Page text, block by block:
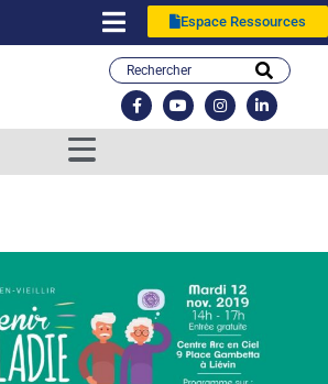
Espace Ressources